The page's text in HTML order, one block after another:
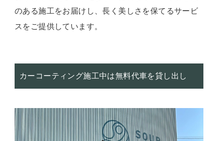
のある施工をお届けし、長く美しさを保てるサービ
スをご提供しています。
カーコーティング施工中は無料代車を貸し出し